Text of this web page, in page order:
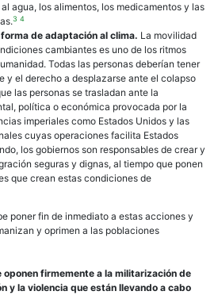
agua, los alimentos, los medicamentos y las
3 4
de adaptación al clima. La movilidad
cambiantes es uno de los ritmos
Todas las personas deberían tener
y el derecho a desplazarse ante el colapso
las personas se trasladan ante la
política o económica provocada por la
imperiales como Estados Unidos y las
cuyas operaciones facilita Estados
los gobiernos son responsables de crear y
seguras y dignas, al tiempo que ponen
que crean estas condiciones de
poner fin de inmediato a estas acciones y
y oprimen a las poblaciones
oponen firmemente a la militarización de
y la violencia que están llevando a cabo